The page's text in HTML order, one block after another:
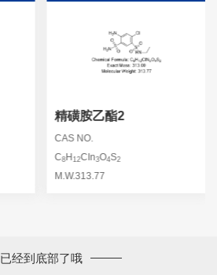
精磺胺乙酯2
CAS NO.
C8H 12CIn3O4S2
M.W.313.77
已经到底部了哦